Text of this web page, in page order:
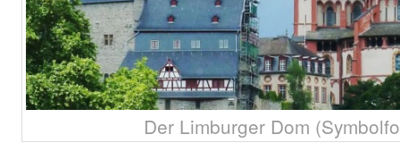
Der Limburger Dom